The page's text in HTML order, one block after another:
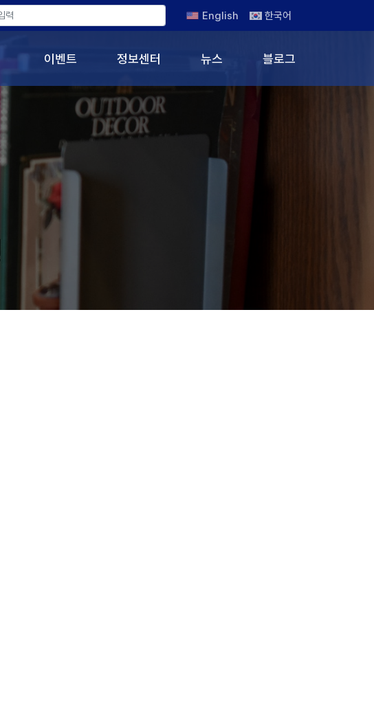
English 한국어
이벤트 정보센터 뉴스 블로그